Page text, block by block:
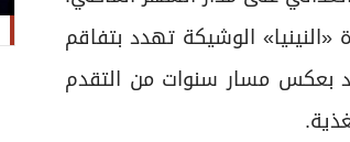
الوشيكة تهدد بتفاقم
بعكس مسار سنوات من التقدم